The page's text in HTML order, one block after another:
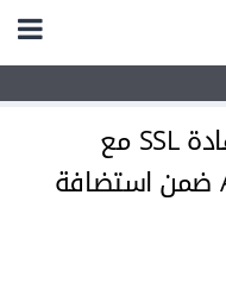
كيف أستخدم شهادة SSL مع
تطبيقات ASP.NET ضمن استضافة